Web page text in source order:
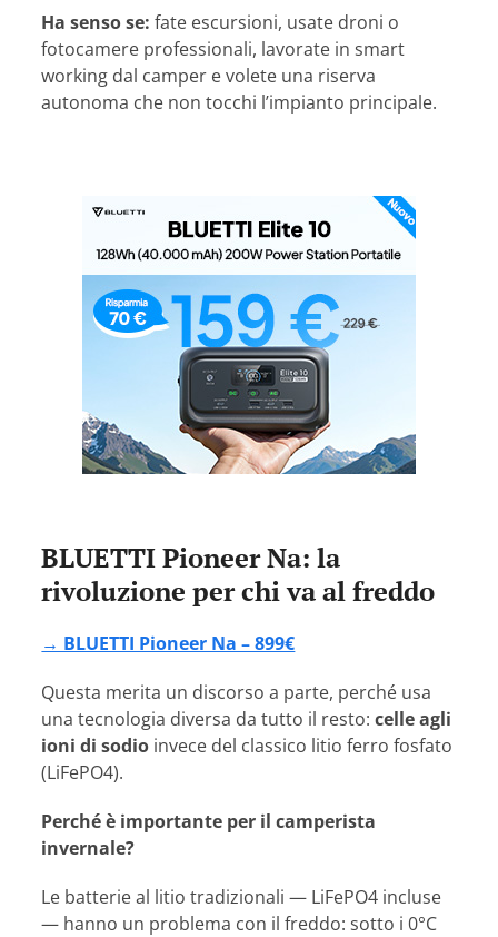
Ha senso se: fate escursioni, usate droni o
fotocamere professionali, lavorate in smart
working dal camper e volete una riserva
autonoma che non tocchi l’impianto principale.
BLUETTI Pioneer Na: la
rivoluzione per chi va al freddo
→ BLUETTI Pioneer Na – 899€
Questa merita un discorso a parte, perché usa
una tecnologia diversa da tutto il resto:celle agli
ioni di sodio invece del classico litio ferro fosfato
(LiFePO4).
Perché è importante per il camperista
invernale?
Le batterie al litio tradizionali — LiFePO4 incluse
— hanno un problema con il freddo: sotto i 0°C